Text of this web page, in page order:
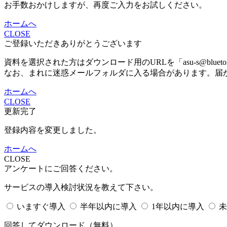
お手数おかけしますが、再度ご入力をお試しください。
ホームへ
CLOSE
ご登録いただきありがとうございます
資料を選択された方はダウンロード用のURLを「asu-
なお、まれに迷惑メールフォルダに入る場合があります。
ホームへ
CLOSE
更新完了
登録内容を変更しました。
ホームへ
CLOSE
アンケートにご回答ください。
サービスの導入検討状況を教えて下さい。
いますぐ導入 半年以内に導入 1年以内に導入